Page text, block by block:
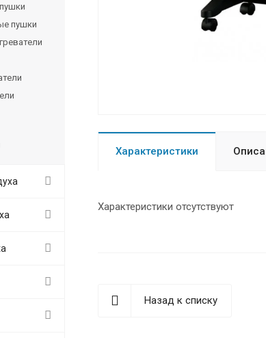
Характеристики
Характеристики отсутствуют
Назад к списку
пушки